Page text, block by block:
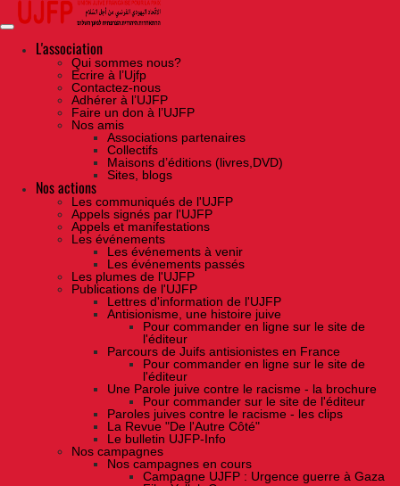
Skip
the
contentL'association
Qui sommes nous?
Ecrire à l’Ujfp
Contactez-nous
Adhérer à l’UJFP
Faire un don à l’UJFP
Nos amis
Associations partenaires
Collectifs
Maisons d’éditions (livres,DVD)
Sites, blogs
Nos actions
Les communiqués de l'UJFP
Appels signés par l'UJFP
Appels et manifestations
Les événements
Les événements à venir
Les événements passés
Les plumes de l'UJFP
Publications de l'UJFP
Lettres d'information de l'UJFP
Antisionisme, une histoire juive
Pour commander en ligne sur le site de
l'éditeur
Parcours de Juifs antisionistes en France
Pour commander en ligne sur le site de
l'éditeur
Une Parole juive contre le racisme - la brochure
Pour commander sur le site de l'éditeur
Paroles juives contre le racisme - les clips
La Revue "De l'Autre Côté"
Le bulletin UJFP-Info
Nos campagnes
Nos campagnes en cours
Campagne UJFP : Urgence guerre à Gaza